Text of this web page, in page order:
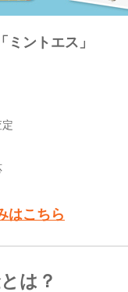
ントエス」
はこちら
は？